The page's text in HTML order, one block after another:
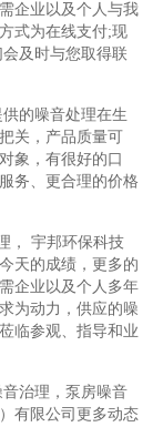
企业以及个人与我
式为在线支付;现
及时与您取得联
的噪音处理在生
关，产品质量可
象，有很好的口
务、更合理的价格
， 宇邦环保科技
天的成绩，更多的
企业以及个人多年
为动力，供应的噪
临参观、指导和业
治理，泵房噪音
有限公司更多动态